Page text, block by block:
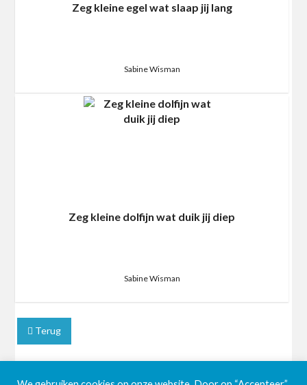
Zeg kleine egel wat slaap jij lang
Sabine Wisman
Zeg kleine dolfijn wat duik jij diep
Sabine Wisman
Terug